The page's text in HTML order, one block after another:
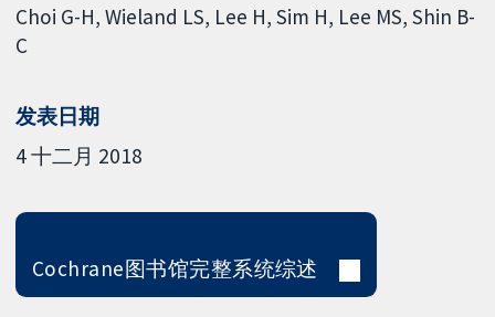
Choi G-H Wieland LS Lee H Sim H Lee MS Shin B-
C
发表日期
4 十二月 2018
Cochrane图书馆完整系统综述